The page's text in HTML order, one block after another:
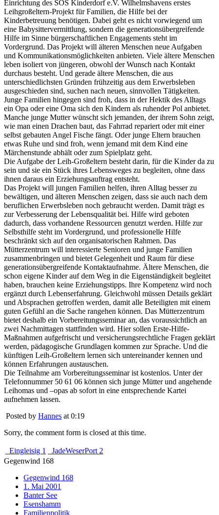
Einrichtung des SOS Kinderdorf e.V. Wilhelmshavens erstes
Leihgroßeltern-Projekt für Familien, die Hilfe bei der
Kinderbetreuung benötigen. Dabei geht es nicht vorwiegend um
eine Babysittervermittlung, sondern die generationsübergreifende
Hilfe im Sinne bürgerschaftlichen Engagements steht im
Vordergrund. Das Projekt will älteren Menschen neue Aufgaben
und Kommunikationsmöglichkeiten anbieten. Viele ältere Menschen
leben isoliert von jüngeren, obwohl der Wunsch nach Kontakt
durchaus besteht. Und gerade ältere Menschen, die aus
unterschiedlichsten Gründen frühzeitig aus dem Erwerbsleben
ausgeschieden sind, suchen nach neuen, sinnvollen Tätigkeiten.
Junge Familien hingegen sind froh, dass in der Hektik des Alltags
ein Opa oder eine Oma sich den Kindern als ruhender Pol anbietet.
Manche junge Mutter wünscht sich jemanden, der ihrem Sohn zeigt,
wie man einen Drachen baut, das Fahrrad repariert oder mit einer
selbst gebauten Angel Fische fängt. Oder junge Eltern brauchen
etwas Ruhe und sind froh, wenn jemand mit dem Kind eine
Märchenstunde abhält oder zum Spielplatz geht.
Die Aufgabe der Leih-Großeltern besteht darin, für die Kinder da zu
sein und sie ein Stück ihres Lebensweges zu begleiten, ohne dass
ihnen daraus ein Erziehungsauftrag entsteht.
Das Projekt will jungen Familien helfen, ihren Alltag besser zu
bewältigen, und älteren Menschen zeigen, dass sie auch nach dem
beruflichen Erwerbsleben noch gebraucht werden. Damit trägt es
zur Verbesserung der Lebensqualität bei. Hilfe wird geboten
dadurch, dass vorhandene Ressourcen genutzt werden. Hilfe zur
Selbsthilfe steht im Vordergrund, und professionelle Hilfe
beschränkt sich auf den organisatorischen Rahmen. Das
Mütterzentrum will interessierte Senioren und junge Familien
zusammenbringen und bietet Gelegenheit und Raum für diese
generationsübergreifende Kontaktaufnahme. Ältere Menschen, die
schon eigene Kinder auf dem Weg in die Eigenständigkeit begleitet
haben, brauchen keine Erziehungstipps. Ihre Kompetenz wird noch
ergänzt durch Lebenserfahrung. Gleichwohl müssen Details geklärt
und Absprachen getroffen werden, damit alle Beteiligten mit einem
guten Gefühl an die Sache rangehen können. Das Mütterzentrum
bietet deshalb ein Vorbereitungsseminar an, das voraussichtlich an
zwei Nachmittagen stattfinden wird. Hier sollen Erste-Hilfe-
Maßnahmen aufgefrischt und versicherungsrechtliche Fragen geklärt
werden, pädagogische Grundlagen kommen zur Sprache. Und die
künftigen Leih-Großeltern lernen sich untereinander kennen und
können Erfahrungen austauschen.
Die Teilnahme am Vorbereitungsseminar ist kostenlos. Unter der
Telefonnummer 50 61 06 können sich junge Mütter und angehende
Leihomas und –opas ab sofort in eine entsprechende Kartei
aufnehmen lassen.
Posted by Hannes at 0:19
Sorry, the comment form is closed at this time.
Eingleisig 1
JadeWeserPort 2
Gegenwind 168
Gegenwind 168
1. Mai 2001
Banter See
Esenshamm
Familienpolitik